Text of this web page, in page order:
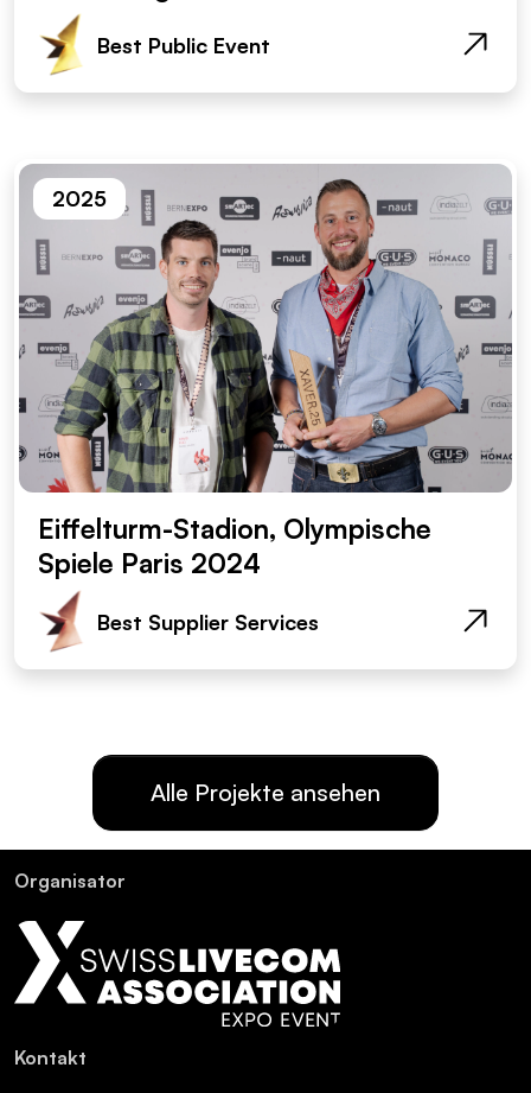
Best Public Event
2025
Eiffelturm-Stadion, Olympische
Spiele Paris 2024
Best Supplier Services
Alle Projekte ansehen
Or­ga­ni­sa­tor
Kon­takt